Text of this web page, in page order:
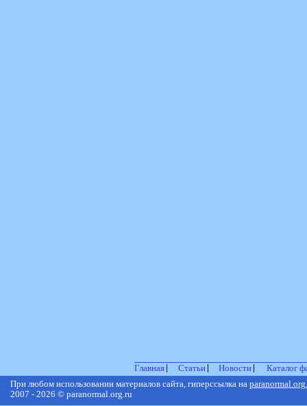
Главная Статьи Новости
Каталог
При любом использовании материалов сайта, гиперссылка на
2007 - 2026 © paranormal.org.ru